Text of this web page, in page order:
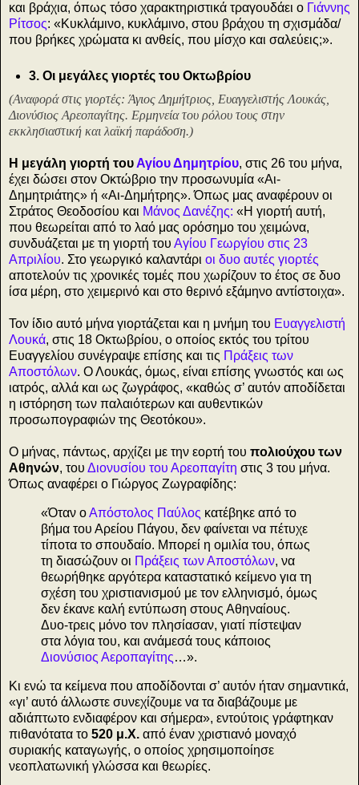
και βράχια, όπως τόσο χαρακτηριστικά τραγουδάει ο Γιάννης
Ρίτσος: «Κυκλάμινο, κυκλάμινο, στου βράχου τη σχισμάδα/
που βρήκες χρώματα κι ανθείς, που μίσχο και σαλεύεις;».
3. Οι μεγάλες γιορτές του Οκτωβρίου
(Αναφορά στις γιορτές: Άγιος Δημήτριος, Ευαγγελιστής Λουκάς,
Διονύσιος Αρεοπαγίτης. Ερμηνεία του ρόλου τους στην
εκκλησιαστική και λαϊκή παράδοση.)
Η μεγάλη γιορτή τουΑγίου Δημητρίου, στις 26 του μήνα,
έχει δώσει στον Οκτώβριο την προσωνυμία «Αι-
Δημητριάτης» ή «Αι-Δημήτρης». Όπως μας αναφέρουν οι
Στράτος Θεοδοσίου και Μάνος Δανέζης: «Η γιορτή αυτή,
που θεωρείται από το λαό μας ορόσημο του χειμώνα,
συνδυάζεται με τη γιορτή του Αγίου Γεωργίου στις 23
Απριλίου. Στο γεωργικό καλαντάρι οι δυο αυτές γιορτές
αποτελούν τις χρονικές τομές που χωρίζουν το έτος σε δυο
ίσα μέρη, στο χειμερινό και στο θερινό εξάμηνο αντίστοιχα».
Τον ίδιο αυτό μήνα γιορτάζεται και η μνήμη του Ευαγγελιστή
Λουκά, στις 18 Οκτωβρίου, ο οποίος εκτός του τρίτου
Ευαγγελίου συνέγραψε επίσης και τις Πράξεις των
Αποστόλων. Ο Λουκάς, όμως, είναι επίσης γνωστός και ως
ιατρός, αλλά και ως ζωγράφος, «καθώς σ’ αυτόν αποδίδεται
η ιστόρηση των παλαιότερων και αυθεντικών
προσωπογραφιών της Θεοτόκου».
Ο μήνας, πάντως, αρχίζει με την εορτή του πολιούχου των
Αθηνών, του Διονυσίου του Αρεοπαγίτη στις 3 του μήνα.
Όπως αναφέρει ο Γιώργος Ζωγραφίδης:
«Όταν οΑπόστολος Παύλος κατέβηκε από το
βήμα του Αρείου Πάγου, δεν φαίνεται να πέτυχε
τίποτα το σπουδαίο. Μπορεί η ομιλία του, όπως
τη διασώζουν οι Πράξεις των Αποστόλων, να
θεωρήθηκε αργότερα καταστατικό κείμενο για τη
σχέση του χριστιανισμού με τον ελληνισμό, όμως
δεν έκανε καλή εντύπωση στους Αθηναίους.
Δυο-τρεις μόνο τον πλησίασαν, γιατί πίστεψαν
στα λόγια του, και ανάμεσά τους κάποιος
Διονύσιος Αεροπαγίτης…».
Κι ενώ τα κείμενα που αποδίδονται σ’ αυτόν ήταν σημαντικά,
«γι’ αυτό άλλωστε συνεχίζουμε να τα διαβάζουμε με
αδιάπτωτο ενδιαφέρον και σήμερα», εντούτοις γράφτηκαν
πιθανότατα το 520 μ.Χ. από έναν χριστιανό μοναχό
συριακής καταγωγής, ο οποίος χρησιμοποίησε
νεοπλατωνική γλώσσα και θεωρίες.